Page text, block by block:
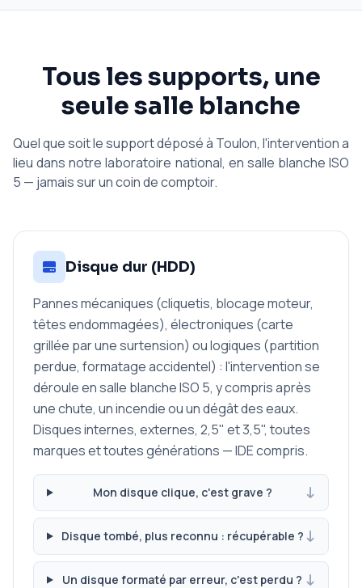
Tous les supports, une
seule salle blanche
Quel que soit le support déposé à Toulon, l'intervention a
lieu dans notre laboratoire national, en salle blanche ISO
5 — jamais sur un coin de comptoir.
Disque dur (HDD)
Pannes mécaniques (cliquetis, blocage moteur,
têtes endommagées), électroniques (carte
grillée par une surtension) ou logiques (partition
perdue, formatage accidentel) : l'intervention se
déroule en salle blanche ISO 5, y compris après
une chute, un incendie ou un dégât des eaux.
Disques internes, externes, 2,5" et 3,5", toutes
marques et toutes générations — IDE compris.
Mon disque clique, c'est grave ?
Disque tombé, plus reconnu : récupérable ?
Un disque formaté par erreur, c'est perdu ?